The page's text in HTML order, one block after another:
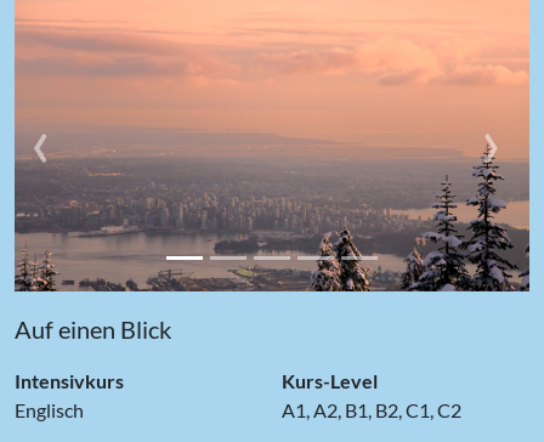
‹ ›
Auf einen Blick
Intensivkurs
Englisch
Kurs-Level
A1, A2, B1, B2, C1, C2